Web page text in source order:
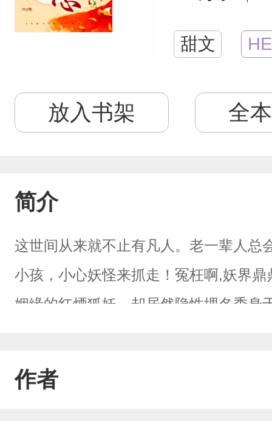
甜文 HE
放入书架 全
简介
这世间从来就不止有凡人。老一辈人
小孩，小心妖怪来抓走！冤枉啊,妖界
姻缘的红煙狐妖，却居然隐性埋名委身
乎多了一抹素雅青影。“小妖,本大人舞
作者